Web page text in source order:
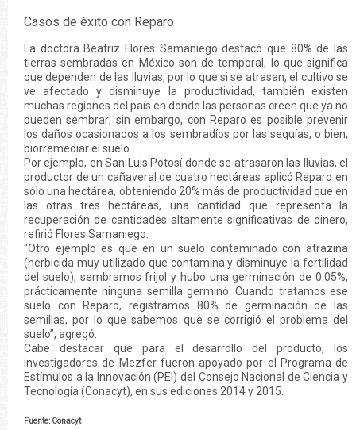
Casos de éxito con Reparo
La doctora Beatriz Flores Samaniego destacó que 80% de las
tierras sembradas en México son de temporal, lo que significa
que dependen de las lluvias, por lo que si se atrasan, el cultivo se
ve afectado y disminuye la productividad, también existen
muchas regiones del país en donde las personas creen que ya no
pueden sembrar; sin embargo, con Reparo es posible prevenir
los daños ocasionados a los sembradíos por las sequías, o bien,
biorremediar el suelo.
Por ejemplo, en San Luis Potosí donde se atrasaron las lluvias, el
productor de un cañaveral de cuatro hectáreas aplicó Reparo en
sólo una hectárea, obteniendo 20% más de productividad que en
las otras tres hectáreas, una cantidad que representa la
recuperación de cantidades altamente significativas de dinero,
refirió Flores Samaniego.
“Otro ejemplo es que en un suelo contaminado con atrazina
(herbicida muy utilizado que contamina y disminuye la fertilidad
del suelo), sembramos frijol y hubo una germinación de 0.05%,
prácticamente ninguna semilla germinó. Cuando tratamos ese
suelo con Reparo, registramos 80% de germinación de las
semillas, por lo que sabemos que se corrigió el problema del
suelo”, agregó.
Cabe destacar que para el desarrollo del producto, los
investigadores de Mezfer fueron apoyado por el Programa de
Estímulos a la Innovación (PEI) del Consejo Nacional de Ciencia y
Tecnología (Conacyt), en sus ediciones 2014 y 2015.
Fuente: Conacyt